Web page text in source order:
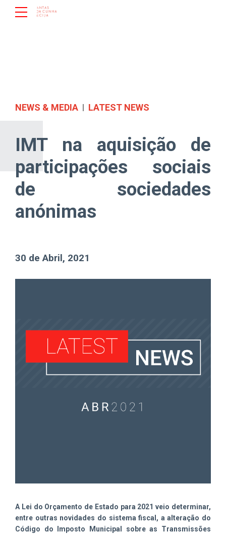
NEWS & MEDIA LATEST NEWS
IMT na aquisição de
participações sociais
de sociedades
anónimas
30 de Abril, 2021
A Lei do Orçamento de Estado para 2021 veio determinar,
entre outras novidades do sistema fiscal, a alteração do
Código do Imposto Municipal sobre as Transmissões